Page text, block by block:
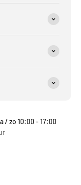
/ zo 10:00 - 17:00